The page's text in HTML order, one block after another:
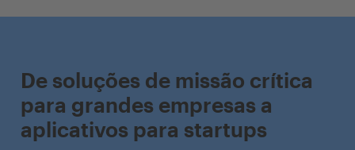
De soluções de missão crítica
para grandes empresas a
aplicativos para startups